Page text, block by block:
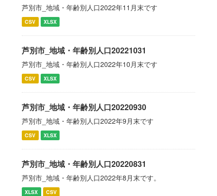
芦別市_地域・年齢別人口2022年11月末です
CSV XLSX
芦別市_地域・年齢別人口20221031
芦別市_地域・年齢別人口2022年10月末です
CSV XLSX
芦別市_地域・年齢別人口20220930
芦別市_地域・年齢別人口2022年9月末です
CSV XLSX
芦別市_地域・年齢別人口20220831
芦別市_地域・年齢別人口2022年8月末です。
XLSX CSV